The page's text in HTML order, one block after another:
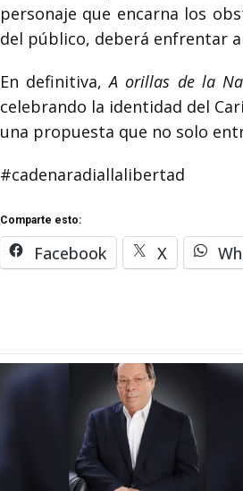
personaje que encarna los
del público, deberá enfrentar
En definitiva,A orillas de la
celebrando la identidad del
una propuesta que no solo
#cadenaradiallalibertad
Comparte esto:
Facebook X